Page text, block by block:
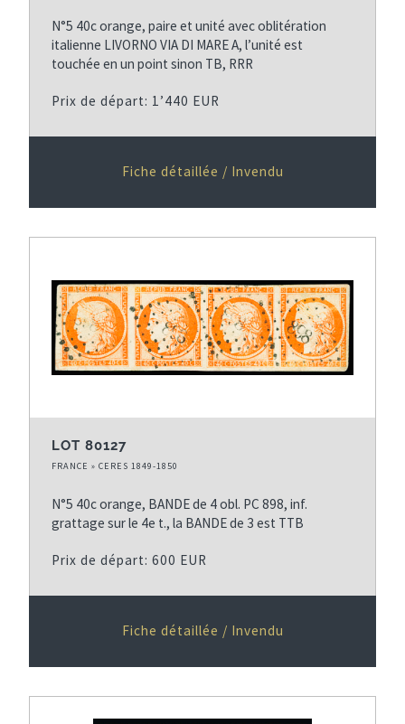
N°5 40c orange, paire et unité avec oblitération
italienne LIVORNO VIA DI MARE A, l’unité est
touchée en un point sinon TB, RRR
Prix de départ: 1’440 EUR
Fiche détaillée / Invendu
LOT 80127
FRANCE » CERES 1849-1850
N°5 40c orange, BANDE de 4 obl. PC 898, inf.
grattage sur le 4e t., la BANDE de 3 est TTB
Prix de départ: 600 EUR
Fiche détaillée / Invendu